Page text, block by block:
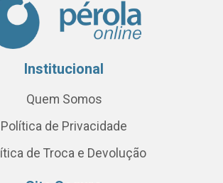
Institucional
Quem Somos
Política de Privacidade
de Troca e Devolução